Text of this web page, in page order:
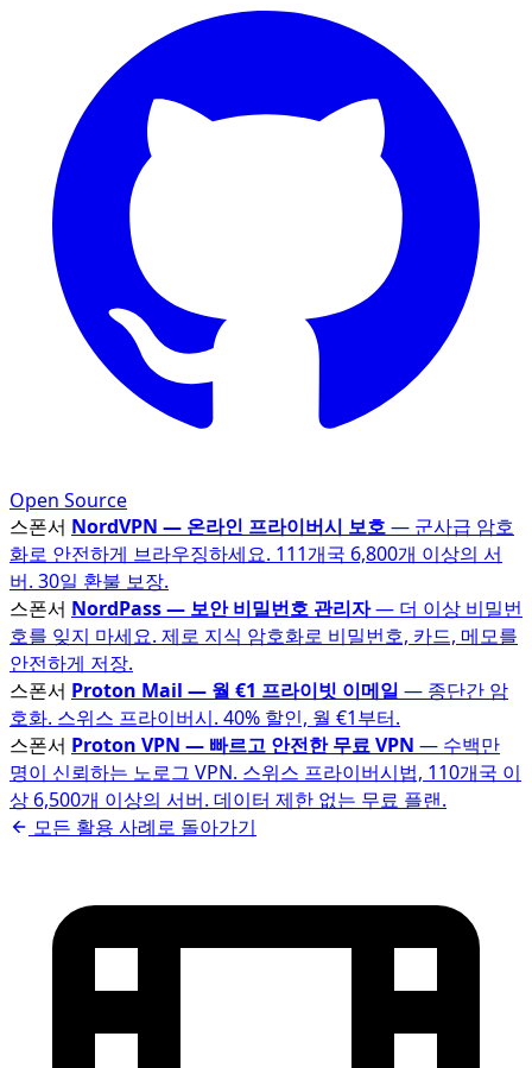
Open Source
스폰서 NordVPN — 온라인 프라이버시 보호— 군사급 암호
화로 안전하게 브라우징하세요. 111개국 6,800개 이상의 서
버. 30일 환불 보장.
스폰서 NordPass — 보안 비밀번호 관리자— 더 이상 비밀번
호를 잊지 마세요. 제로 지식 암호화로 비밀번호, 카드, 메모를
안전하게 저장.
스폰서 Proton Mail — 월 €1 프라이빗 이메일 — 종단간 암
호화. 스위스 프라이버시. 40% 할인, 월 €1부터.
스폰서 Proton VPN — 빠르고 안전한 무료 VPN — 수백만
명이 신뢰하는 노로그 VPN. 스위스 프라이버시법, 110개국 이
상 6,500개 이상의 서버. 데이터 제한 없는 무료 플랜.
모든 활용 사례로 돌아가기